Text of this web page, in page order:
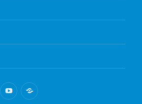
YoutubeTripAdvisor